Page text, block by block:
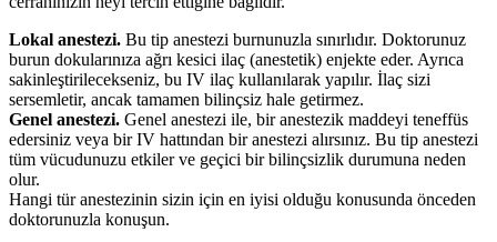
Lokal anestezi. Bu tip anestezi burnunuzla sınırlıdır. Doktorunuz
burun dokularınıza ağrı kesici ilaç (anestetik) enjekte eder. Ayrıca
sakinleştirilecekseniz, bu IV ilaç kullanılarak yapılır. İlaç sizi
sersemletir, ancak tamamen bilinçsiz hale getirmez.
Genel anestezi. Genel anestezi ile, bir anestezik maddeyi teneffüs
edersiniz veya bir IV hattından bir anestezi alırsınız. Bu tip anestezi
tüm vücudunuzu etkiler ve geçici bir bilinçsizlik durumuna neden
olur.
Hangi tür anestezinin sizin için en iyisi olduğu konusunda önceden
doktorunuzla konuşun.